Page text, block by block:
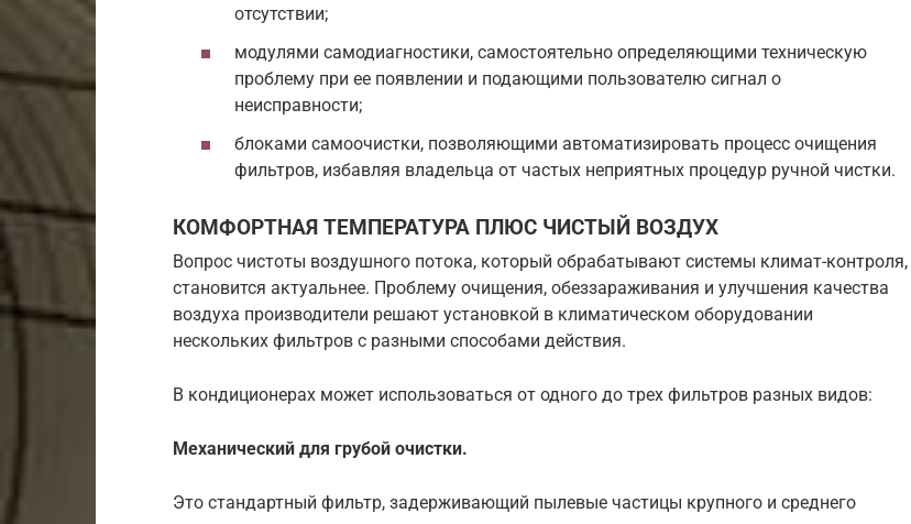
отсутствии;
модулями самодиагностики, самостоятельно определяющими техническую
проблему при ее появлении и подающими пользователю сигнал о
неисправности;
блоками самоочистки, позволяющими автоматизировать процесс очищения
фильтров, избавляя владельца от частых неприятных процедур ручной чистки.
КОМФОРТНАЯ ТЕМПЕРАТУРА ПЛЮС ЧИСТЫЙ ВОЗДУХ
Вопрос чистоты воздушного потока, который обрабатывают системы климат-контроля,
становится актуальнее. Проблему очищения, обеззараживания и улучшения качества
воздуха производители решают установкой в климатическом оборудовании
нескольких фильтров с разными способами действия.
В кондиционерах может использоваться от одного до трех фильтров разных видов:
Механический для грубой очистки.
Это стандартный фильтр, задерживающий пылевые частицы крупного и среднего